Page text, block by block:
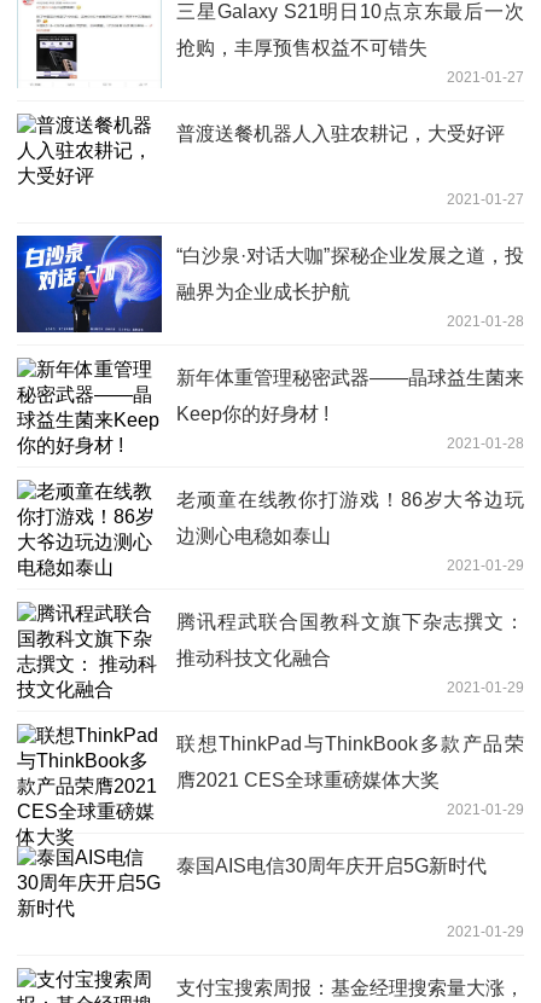
三星Galaxy S21明日10点京东最后一次
抢购，丰厚预售权益不可错失
2021-01-27
普渡送餐机器人入驻农耕记，大受好评
2021-01-27
“白沙泉·对话大咖”探秘企业发展之道，投
融界为企业成长护航
2021-01-28
新年体重管理秘密武器——晶球益生菌来
Keep你的好身材 !
2021-01-28
老顽童在线教你打游戏！86岁大爷边玩
边测心电稳如泰山
2021-01-29
腾讯程武联合国教科文旗下杂志撰文：
推动科技文化融合
2021-01-29
联想ThinkPad与ThinkBook多款产品荣
膺2021 CES全球重磅媒体大奖
2021-01-29
泰国AIS电信30周年庆开启5G新时代
2021-01-29
支付宝搜索周报：基金经理搜索量大涨，